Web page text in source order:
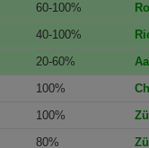
60-100%
40-100%
20-60%
100%
100%
80%